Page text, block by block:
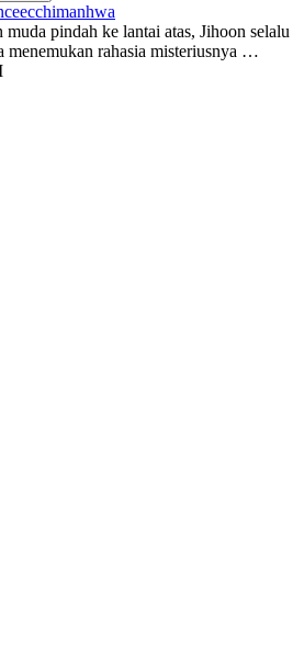
ecchimanhwa
muda pindah ke lantai atas, Jihoon
menemukan rahasia misteriusnya …